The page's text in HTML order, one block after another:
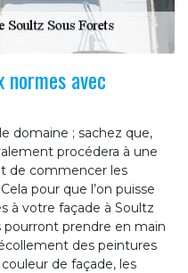
normes avec
domaine ; sachez que,
procédera à une
de commencer les
pour que l’on puisse
à votre façade à Soultz
pourront prendre en main
des peintures
de façade, les